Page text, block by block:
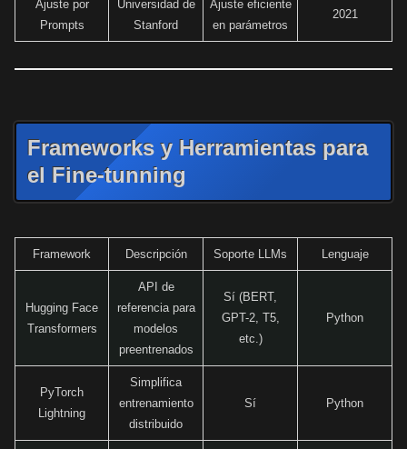
Ajuste por
Prompts
Universidad de
Stanford
Ajuste eficiente
en parámetros
2021
Frameworks y Herramientas para
el Fine-tunning
Framework Descripción Soporte LLMs Lenguaje
Hugging Face
Transformers
API de
referencia para
modelos
preentrenados
Sí (BERT,
GPT-2, T5,
etc.)
Python
PyTorch
Lightning
Simplifica
entrenamiento
distribuido
Sí Python